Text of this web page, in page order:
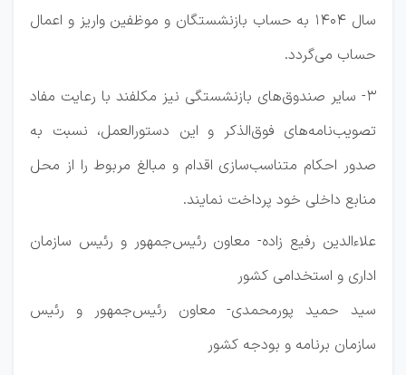
سال 1404 به حساب بازنشستگان و موظفین واریز و اعمال
حساب می‌گردد.
3- سایر صندوق‌های بازنشستگی نیز مکلفند با رعایت مفاد
تصویب‌نامه‌های فوق‌الذکر و این دستورالعمل، نسبت به
صدور احکام متناسب‌سازی اقدام و مبالغ مربوط را از محل
منابع داخلی خود پرداخت نمایند.
علاءالدین رفیع زاده- معاون رئیس‌جمهور و رئیس سازمان
اداری و استخدامی کشور
سید حمید پورمحمدی- معاون رئیس‌جمهور و رئیس
سازمان برنامه و بودجه کشور